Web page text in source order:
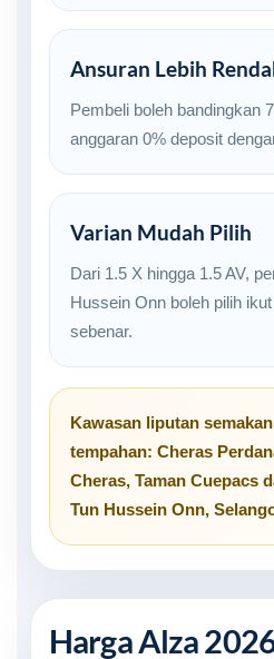
Ansuran Lebih
Pembeli boleh bandingkan
anggaran 0% deposit
Varian Mudah Pilih
Dari 1.5 X hingga 1.5 AV,
Hussein Onn boleh pilih
sebenar.
Kawasan liputan
tempahan: Cheras
Cheras, Taman Cuepacs
Tun Hussein Onn,
Harga Alza